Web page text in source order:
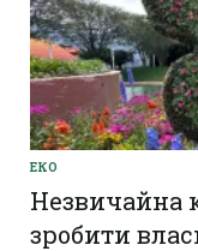
ЕКО
Незвичайна
зробити